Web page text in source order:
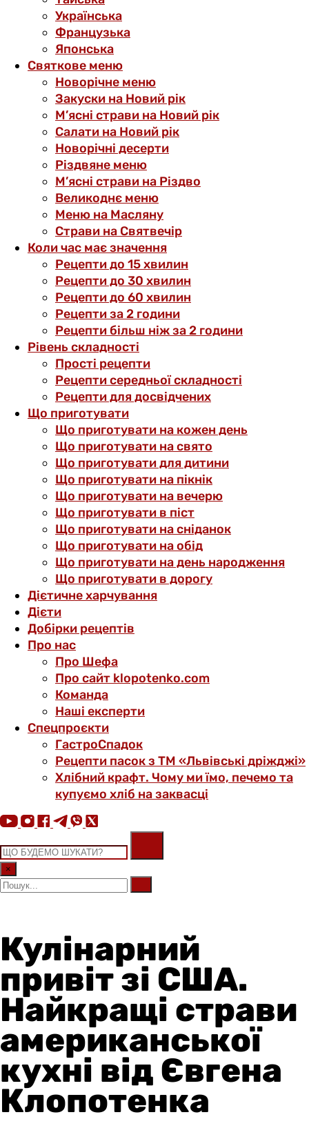
Українська
Французька
Японська
Святкове меню
Новорічне меню
Закуски на Новий рік
М’ясні страви на Новий рік
Салати на Новий рік
Новорічні десерти
Різдвяне меню
М’ясні страви на Різдво
Великоднє меню
Меню на Масляну
Страви на Святвечір
Коли час має значення
Рецепти до 15 хвилин
Рецепти до 30 хвилин
Рецепти до 60 хвилин
Рецепти за 2 години
Рецепти більш ніж за 2 години
Рівень складності
Прості рецепти
Рецепти середньої складності
Рецепти для досвідчених
Що приготувати
Що приготувати на кожен день
Що приготувати на свято
Що приготувати для дитини
Що приготувати на пікнік
Що приготувати на вечерю
Що приготувати в піст
Що приготувати на сніданок
Що приготувати на обід
Що приготувати на день народження
Що приготувати в дорогу
Дієтичне харчування
Дієти
Добірки рецептів
Про нас
Про Шефа
Про сайт klopotenko.com
Команда
Наші експерти
Спецпроєкти
ГастроСпадок
Рецепти пасок з ТМ «Львівські дріжджі»
Хлібний крафт. Чому ми їмо, печемо та
купуємо хліб на заквасці
×
Кулінарний
привіт зі США.
Найкращі страви
американської
кухні від Євгена
Клопотенка